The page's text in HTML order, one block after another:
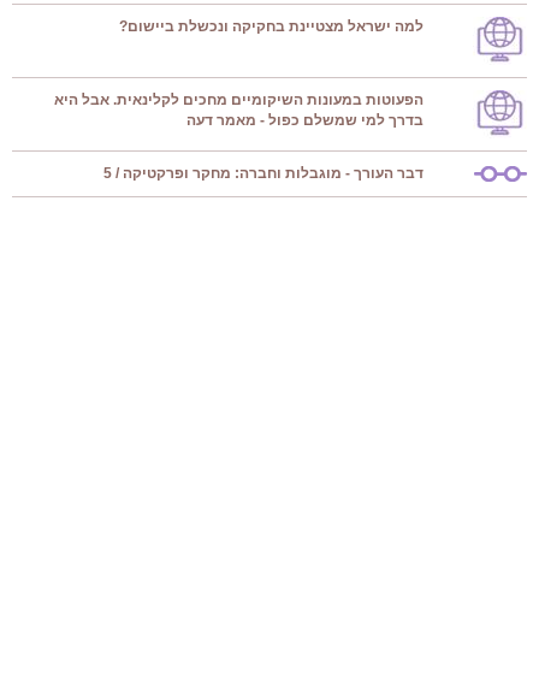
למה ישראל מצטיינת בחקיקה ונכשלת ביישום?
הפעוטות במעונות השיקומיים מחכים לקלינאית. אבל היא
בדרך למי שמשלם כפול - מאמר דעה
דבר העורך - מוגבלות וחברה: מחקר ופרקטיקה / 5